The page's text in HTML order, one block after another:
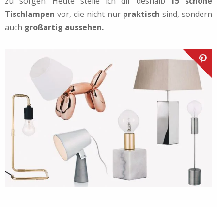
Tischlampen vor, die nicht nur praktisch sind, sondern
auch großartig aussehen.